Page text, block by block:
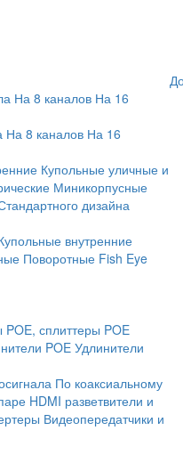
На 8 каналов На 16
На 8 каналов На 16
Купольные уличные и
Миникорпусные
дизайна
внутренние
Поворотные Fish Eye
POE, сплиттеры POE
POE Удлинители
По коаксиальному
HDMI разветвители и
Видеопередатчики и